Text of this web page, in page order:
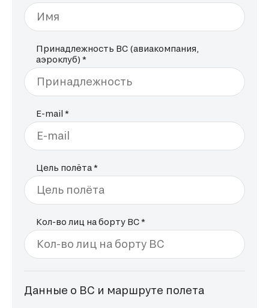
Имя
Принадлежность ВС (авиакомпания,
аэроклуб) *
Принадлежность
E-mail *
E-mail
Цель полёта *
Цель полёта
Кол-во лиц на борту ВС *
Кол-во лиц на борту ВС
Данные о ВС и маршруте полета